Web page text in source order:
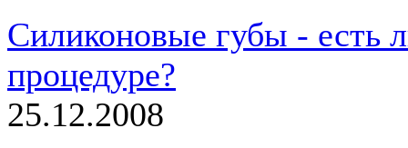
Силиконовые губы - есть
процедуре?
25.12.2008